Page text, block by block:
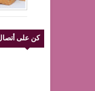
كن على